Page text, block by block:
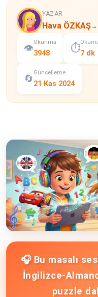
YAZAR
Hava ÖZKAŞ→
👁️
Okunma
3948 ⏱️7 dk
🔄
Güncelleme
21 Kas 2024
🎧 Bu masalı
İngilizce-
puzzle